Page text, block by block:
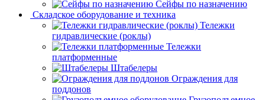
Сейфы по назначению
Складское оборудование и техника
Тележки
гидравлические (роклы)
Тележки
платформенные
Штабелеры
Ограждения для
поддонов